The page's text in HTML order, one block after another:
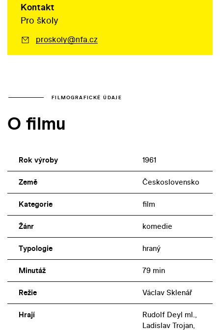
Kontakt
Pro školy
proskoly@nfa.cz
FILMOGRAFICKÉ ÚDAJE
O filmu
Rok výroby 1961
Země Československo
Kategorie film
Žánr komedie
Typologie hraný
Minutáž 79 min
Režie Václav Sklenář
Hrají
Rudolf Deyl ml.,
Ladislav Trojan,